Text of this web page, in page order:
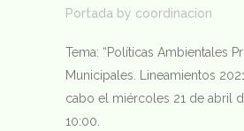
Portada by coordinacion
Tema: “Políticas Ambientales
Municipales. Lineamientos
cabo el miércoles 21 de abril
10:00.